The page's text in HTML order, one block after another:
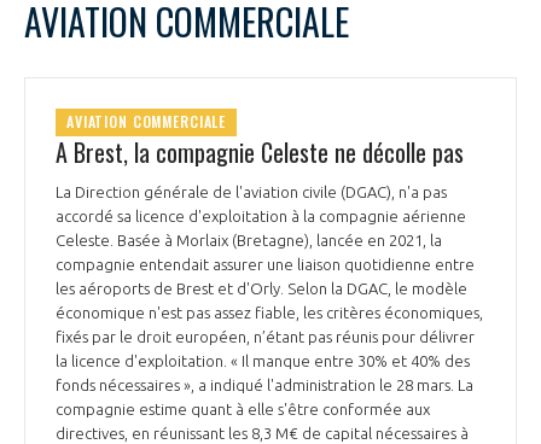
AVIATION COMMERCIALE
AVIATION COMMERCIALE
A Brest, la compagnie Celeste ne décolle pas
La Direction générale de l'aviation civile (DGAC), n'a pas
accordé sa licence d'exploitation à la compagnie aérienne
Celeste. Basée à Morlaix (Bretagne), lancée en 2021, la
compagnie entendait assurer une liaison quotidienne entre
les aéroports de Brest et d'Orly. Selon la DGAC, le modèle
économique n'est pas assez fiable, les critères économiques,
fixés par le droit européen, n’étant pas réunis pour délivrer
la licence d'exploitation. « Il manque entre 30% et 40% des
fonds nécessaires », a indiqué l'administration le 28 mars. La
compagnie estime quant à elle s'être conformée aux
directives, en réunissant les 8,3 M€ de capital nécessaires à